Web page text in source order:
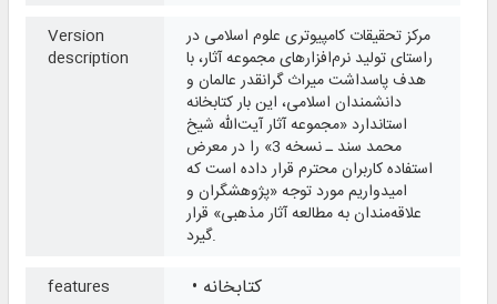
Version
description
مرکز تحقیقات کامپیوتری علوم اسلامی در
راستای تولید نرم‌افزارهای مجموعه آثار، با
هدف پاسداشت میراث گرانقدر عالمان و
دانشمندان اسلامی، این بار کتابخانه
استاندارد «مجموعه آثار آیت‌الله شیخ
محمد سند ـ نسخه 3» را در معرض
استفاده کاربران محترم قرار داده است که
امیدواریم مورد توجه «پژوهشگران و
علاقه‌مندان به مطالعه آثار مذهبی» قرار
گیرد.
features
• کتابخانه